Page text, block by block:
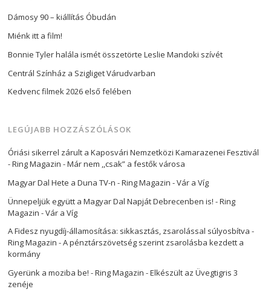
Dámosy 90 – kiállítás Óbudán
Miénk itt a film!
Bonnie Tyler halála ismét összetörte Leslie Mandoki szívét
Centrál Színház a Szigliget Várudvarban
Kedvenc filmek 2026 első felében
LEGÚJABB HOZZÁSZÓLÁSOK
Óriási sikerrel zárult a Kaposvári Nemzetközi Kamarazenei Fesztivál
- Ring Magazin -Már nem ,,csak” a festők városa
Magyar Dal Hete a Duna TV-n - Ring Magazin -Vár a Víg
Ünnepeljük együtt a Magyar Dal Napját Debrecenben is! - Ring
Magazin -Vár a Víg
A Fidesz nyugdíj-államosítása: sikkasztás, zsarolással súlyosbítva -
Ring Magazin -A pénztárszövetség szerint zsarolásba kezdett a
kormány
Gyerünk a moziba be! - Ring Magazin -Elkészült az Üvegtigris 3
zenéje